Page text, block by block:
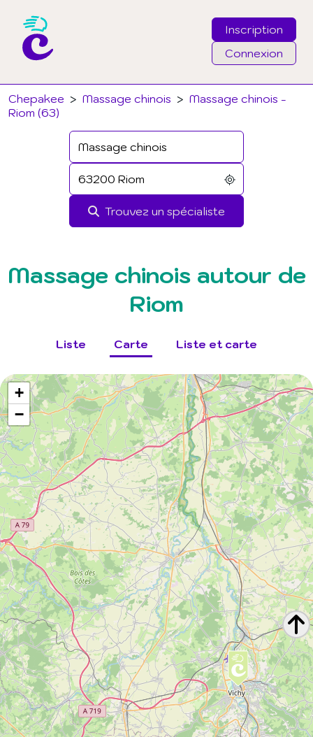
Inscription
Connexion
Chepakee > Massage chinois > Massage chinois -
Riom (63)
Trouvez un spécialiste
Email
Mot de passe
J'ai oublié mon mot de passe
Connexion
Massage chinois autour de
Riom
Liste Carte Liste et carte
+
−